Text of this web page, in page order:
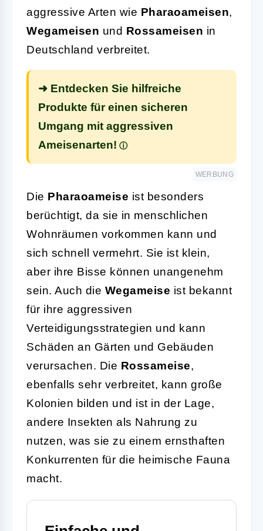
aggressive Arten wie Pharaoameisen,
Wegameisen und Rossameisen in
Deutschland verbreitet.
➜ Entdecken Sie hilfreiche
Produkte für einen sicheren
Umgang mit aggressiven
Ameisenarten!
WERBUNG
Die Pharaoameise ist besonders
berüchtigt, da sie in menschlichen
Wohnräumen vorkommen kann und
sich schnell vermehrt. Sie ist klein,
aber ihre Bisse können unangenehm
sein. Auch die Wegameise ist bekannt
für ihre aggressiven
Verteidigungsstrategien und kann
Schäden an Gärten und Gebäuden
verursachen. Die Rossameise,
ebenfalls sehr verbreitet, kann große
Kolonien bilden und ist in der Lage,
andere Insekten als Nahrung zu
nutzen, was sie zu einem ernsthaften
Konkurrenten für die heimische Fauna
macht.